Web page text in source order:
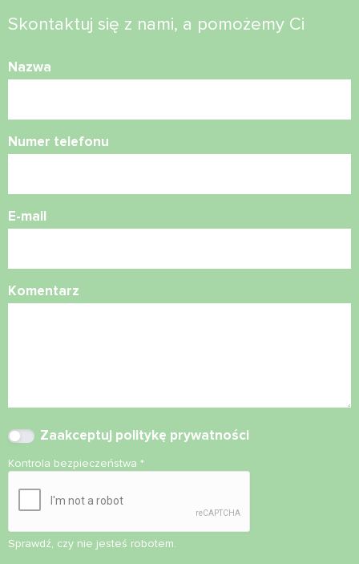
Skontaktuj się z nami, a pomożemy Ci
Nazwa
Numer telefonu
E-mail
Komentarz
Zaakceptuj politykę prywatności
Kontrola bezpieczeństwa *
Sprawdź, czy nie jesteś robotem.